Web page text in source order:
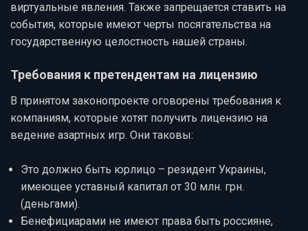
виртуальные явления. Также запрещается ставить на
события, которые имеют черты посягательства на
государственную целостность нашей страны.
Требования к претендентам на лицензию
В принятом законопроекте оговорены требования к
компаниям, которые хотят получить лицензию на
ведение азартных игр. Они таковы:
Это должно быть юрлицо – резидент Украины,
имеющее уставный капитал от 30 млн. грн.
(деньгами).
Бенефициарами не имеют права быть россияне,